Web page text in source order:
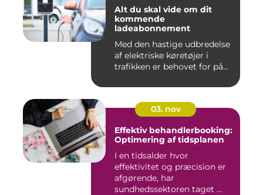
Alt du skal vide om dit
kommende
ladeabonnement
Med den hastige udbredelse
af elektriske køretøjer i
trafikken er behovet for på...
03. nov
Effektiv behandlerbooking:
Optimering af tidsplanen
I en tidsalder hvor
effektivitet og præcision er
afgørende, har
sundhedssektoren taget ...